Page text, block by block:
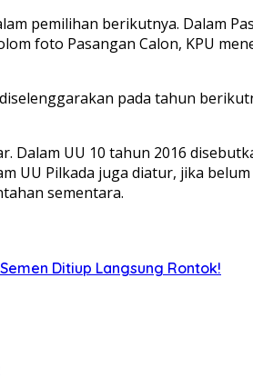
pemilihan berikutnya. Dalam
foto Pasangan Calon, KPU
pada tahun
UU 10 tahun 2016
UU Pilkada juga diatur, jika
sementara.
Ditiup Langsung Rontok!